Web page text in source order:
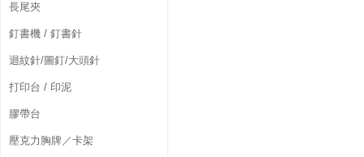
長尾夾
釘書機 / 釘書針
迴紋針/圖釘/大頭針
打印台 / 印泥
膠帶台
壓克力胸牌／卡架